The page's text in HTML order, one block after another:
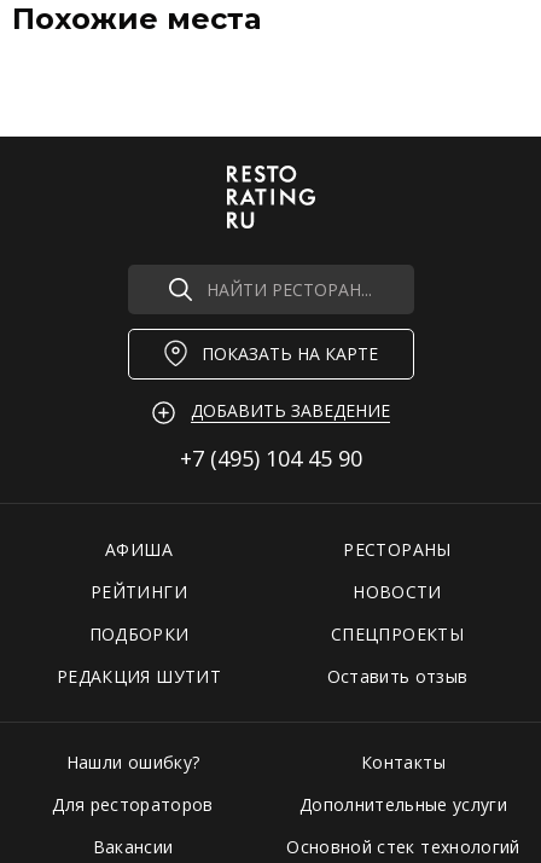
Похожие места
НАЙТИ РЕСТОРАН...
ПОКАЗАТЬ НА КАРТЕ
ДОБАВИТЬ ЗАВЕДЕНИЕ
+7 (495) 104 45 90
АФИША
РЕСТОРАНЫ
РЕЙТИНГИ
НОВОСТИ
ПОДБОРКИ
СПЕЦПРОЕКТЫ
РЕДАКЦИЯ ШУТИТ
Оставить отзыв
Нашли ошибку?
Для рестораторов
Вакансии
Контакты
Дополнительные услуги
Основной стек технологий